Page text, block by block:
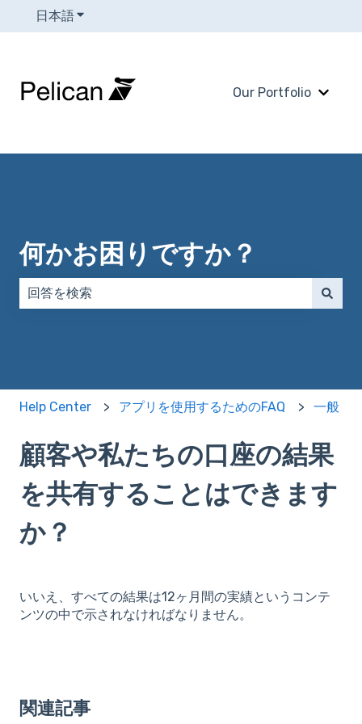
日本語翻訳のサブメニューを表示
Our Portfolio
Our
何かお困りですか？
Help Center アプリを使用するためのFAQ 一般
顧客や私たちの口座の結果
を共有することはできます
か？
いいえ、すべての結果は12ヶ月間の実績というコンテ
ンツの中で示されなければなりません。
関連記事